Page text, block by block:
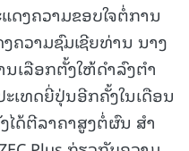
ດງຄວາມຂອບໃຈຕໍ່ການ
ຄວາມຊົມເຊີຍທ່ານ ນາງ
ນເລືອກຕັ້ງໃຫ້ດໍາລົງຕໍາ
ທດຍີ່ປຸ່ນອີກຄັ້ງໃນເດືອນ
ດ້ຕີລາຄາສູງຕໍ່ຜົນ ສໍາ